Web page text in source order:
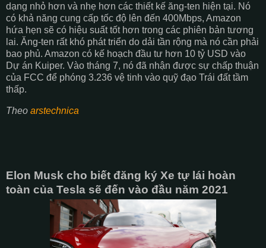
dạng nhỏ hơn và nhẹ hơn các thiết kế ăng-ten hiện tại. Nó
có khả năng cung cấp tốc độ lên đến 400Mbps, Amazon
hứa hẹn sẽ có hiệu suất tốt hơn trong các phiên bản tương
lai. Ăng-ten rất khó phát triển do dải tần rộng mà nó cần phải
bao phủ. Amazon có kế hoạch đầu tư hơn 10 tỷ USD vào
Dự án Kuiper. Vào tháng 7, nó đã nhận được sự chấp thuận
của FCC để phóng 3.236 vệ tinh vào quỹ đạo Trái đất tầm
thấp.
Theo arstechnica
Elon Musk cho biết đăng ký Xe tự lái hoàn
toàn của Tesla sẽ đến vào đầu năm 2021